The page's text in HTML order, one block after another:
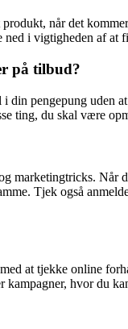
når det
i vigtigheden af
på tilbud?
pengepung uden
ting, du skal være
marketingtricks.
Tjek også
at tjekke online
hvor du